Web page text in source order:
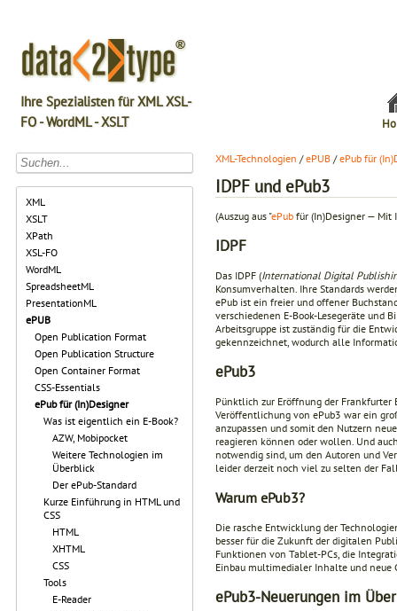
Ihre Spezialisten für XML XSL-
FO - WordML - XSLT
XML
XSLT
XPath
XSL-FO
WordML
SpreadsheetML
PresentationML
ePUB
Open Publication Format
Open Publication Structure
Open Container Format
CSS-Essentials
ePub für (In)Designer
Was ist eigentlich ein E-Book?
AZW, Mobipocket
Weitere Technologien im
Überblick
Der ePub-Standard
Kurze Einführung in HTML und
CSS
HTML
XHTML
CSS
Tools
E-Reader
XML-Technologien /ePUB /ePub für
IDPF und ePub3
(Auszug aus "ePub für (In)Designer — Mit
IDPF
Das IDPF (International Digital
Konsumverhalten. Ihre Standards
ePub ist ein freier und offener
verschiedenen E-Book-Lesegeräte und
Arbeitsgruppe ist zuständig für die
gekennzeichnet, wodurch alle
ePub3
Pünktlich zur Eröffnung der Frankfurter
Veröffentlichung von ePub3 war ein
anzupassen und somit den Nutzern
reagieren können oder wollen. Und
notwendig sind, um den Autoren und
leider derzeit noch viel zu selten der
Warum ePub3?
Die rasche Entwicklung der
besser für die Zukunft der digitalen
Funktionen von Tablet-PCs, die
Einbau multimedialer Inhalte und neue
ePub3-Neuerungen im